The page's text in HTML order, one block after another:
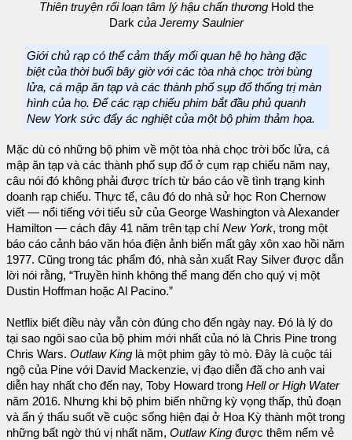
Thiên truyện rối loạn tâm lý hậu chấn thương Hold the
Darkcủa Jeremy Saulnier
Giới chủ rạp có thể cảm thấy mối quan hệ họ hàng đặc
biệt của thời buổi bây giờ với các tòa nhà chọc trời bùng
lửa, cá mập ăn tạp và các thành phố sụp đổ thống trị màn
hình của họ. Để các rạp chiếu phim bắt đầu phủ quanh
New York sức đẩy ác nghiệt của một bộ phim thảm họa.
Mặc dù có những bộ phim về một tòa nhà chọc trời bốc lửa, cá
mập ăn tạp và các thành phố sụp đổ ở cụm rạp chiếu năm nay,
câu nói đó không phải được trích từ báo cáo về tình trạng kinh
doanh rạp chiếu. Thực tế, câu đó do nhà sử học Ron Chernow
viết — nổi tiếng với tiểu sử của George Washington và Alexander
Hamilton — cách đây 41 năm trên tạp chí New York, trong một
báo cáo cảnh báo văn hóa điện ảnh biến mất gây xôn xao hồi năm
1977. Cũng trong tác phẩm đó, nhà sản xuất Ray Silver được dẫn
lời nói rằng, “Truyền hình không thể mang đến cho quý vị một
Dustin Hoffman hoặc Al Pacino.”
Netflix biết điều này vẫn còn đúng cho đến ngày nay. Đó là lý do
tại sao ngôi sao của bộ phim mới nhất của nó là Chris Pine trong
Chris Wars. Outlaw King là một phim gây tò mò. Đây là cuộc tái
ngộ của Pine với David Mackenzie, vị đạo diễn đã cho anh vai
diễn hay nhất cho đến nay, Toby Howard trong Hell or High Water
năm 2016. Nhưng khi bộ phim biến những kỳ vọng thấp, thủ đoạn
và ẩn ý thấu suốt về cuộc sống hiện đại ở Hoa Kỳ thành một trong
những bất ngờ thú vị nhất năm, Outlaw King được thêm nếm vẻ